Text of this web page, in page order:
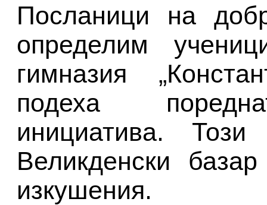
Посланици на
определим
гимназия
подеха
инициатива.
Великденски
изкушения.